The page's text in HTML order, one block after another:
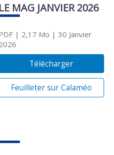
LE MAG JANVIER 2026
| 2,17 Mo | 30 Janvier
Télécharger
Feuilleter sur Calaméo